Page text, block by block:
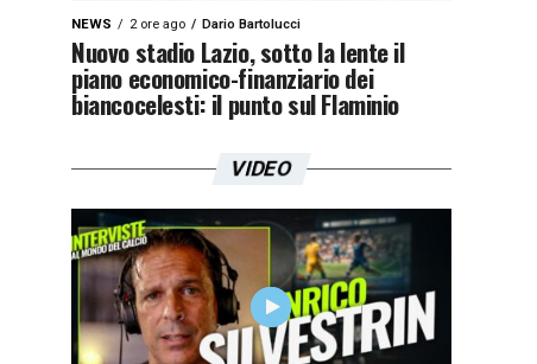
NEWS 2 ore ago Dario Bartolucci
Nuovo stadio Lazio, sotto la lente il
piano economico-finanziario dei
biancocelesti: il punto sul Flaminio
VIDEO